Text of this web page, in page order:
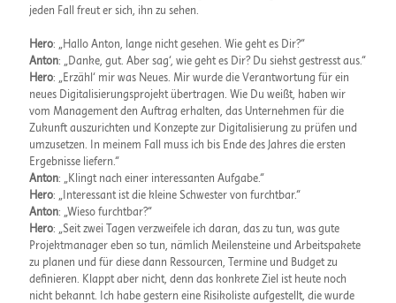
jeden Fall freut er sich, ihn zu sehen.
Hero: „Hallo Anton, lange nicht gesehen. Wie geht es Dir?“
Anton: „Danke, gut. Aber sag‘, wie geht es Dir? Du siehst gestresst aus.“
Hero: „Erzähl‘ mir was Neues. Mir wurde die Verantwortung für ein
neues Digitalisierungsprojekt übertragen. Wie Du weißt, haben wir
vom Management den Auftrag erhalten, das Unternehmen für die
Zukunft auszurichten und Konzepte zur Digitalisierung zu prüfen und
umzusetzen. In meinem Fall muss ich bis Ende des Jahres die ersten
Ergebnisse liefern.“
Anton: „Klingt nach einer interessanten Aufgabe.“
Hero: „Interessant ist die kleine Schwester von furchtbar.“
Anton: „Wieso furchtbar?“
Hero: „Seit zwei Tagen verzweifele ich daran, das zu tun, was gute
Projektmanager eben so tun, nämlich Meilensteine und Arbeitspakete
zu planen und für diese dann Ressourcen, Termine und Budget zu
definieren. Klappt aber nicht, denn das konkrete Ziel ist heute noch
nicht bekannt. Ich habe gestern eine Risikoliste aufgestellt, die wurde